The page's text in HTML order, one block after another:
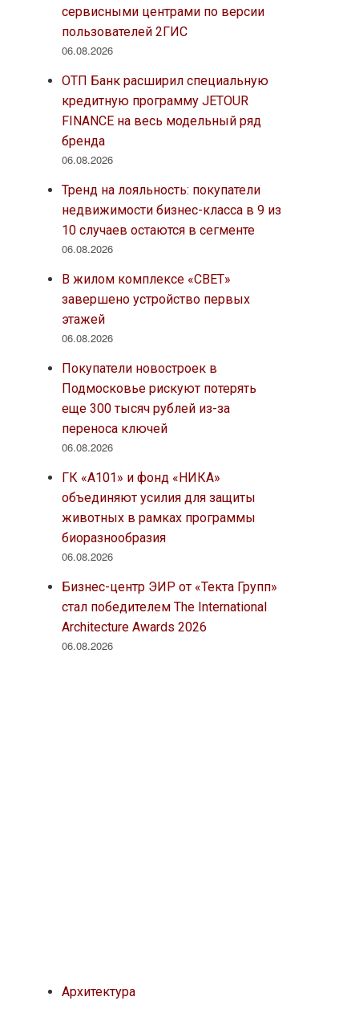
сервисными центрами по версии
пользователей 2ГИС
06.08.2026
ОТП Банк расширил специальную
кредитную программу JETOUR
FINANCE на весь модельный ряд
бренда
06.08.2026
Тренд на лояльность: покупатели
недвижимости бизнес-класса в 9 из
10 случаев остаются в сегменте
06.08.2026
В жилом комплексе «СВЕТ»
завершено устройство первых
этажей
06.08.2026
Покупатели новостроек в
Подмосковье рискуют потерять
еще 300 тысяч рублей из-за
переноса ключей
06.08.2026
ГК «А101» и фонд «НИКА»
объединяют усилия для защиты
животных в рамках программы
биоразнообразия
06.08.2026
Бизнес-центр ЭИР от «Текта Групп»
стал победителем The International
Architecture Awards 2026
06.08.2026
Архитектура